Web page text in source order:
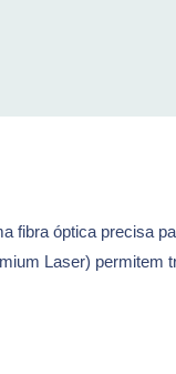
fibra óptica precisa
Laser) permitem